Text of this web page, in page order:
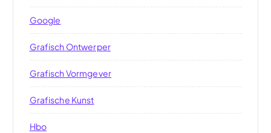
Google
Grafisch Ontwerper
Grafisch Vormgever
Grafische Kunst
Hbo